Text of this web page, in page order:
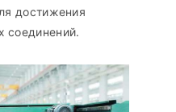
достижения
соединений.